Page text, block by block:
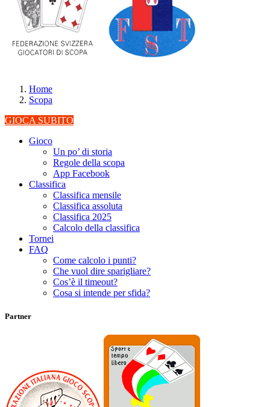
Home
Scopa
GIOCA SUBITO
Gioco
Un po’ di storia
Regole della scopa
App Facebook
Classifica
Classifica mensile
Classifica assoluta
Classifica 2025
Calcolo della classifica
Tornei
FAQ
Come calcolo i punti?
Che vuol dire sparigliare?
Cos’è il timeout?
Cosa si intende per sfida?
Partner